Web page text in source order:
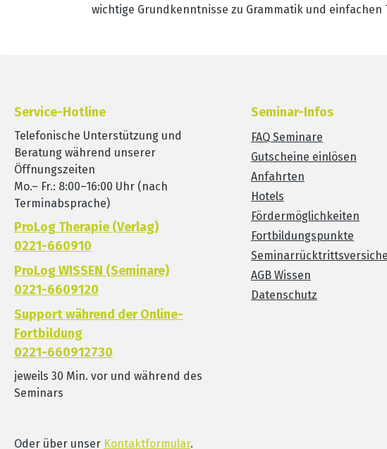
wichtige Grundkenntnisse zu Grammatik und einfachen
Service-Hotline
Telefonische Unterstützung und
Beratung während unserer
Öffnungszeiten
Mo.– Fr.: 8:00–16:00 Uhr (nach
Terminabsprache)
ProLog Therapie (Verlag)
0221-660910
ProLog WISSEN (Seminare)
0221-6609120
Support während der Online-
Fortbildung
0221-660912730
jeweils 30 Min. vor und während des
Seminars
Oder über unser Kontaktformular.
Seminar-Infos
FAQ Seminare
Gutscheine einlösen
Anfahrten
Hotels
Fördermöglichkeiten
Fortbildungspunkte
AGB Wissen
Datenschutz